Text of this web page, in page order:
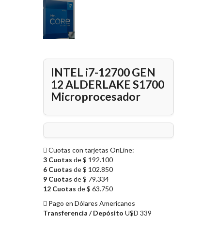
INTEL i7-12700 GEN
12 ALDERLAKE S1700
Microprocesador
Cuotas con tarjetas OnLine:
3 Cuotas de $ 192.100
6 Cuotas de $ 102.850
9 Cuotas de $ 79.334
12 Cuotas de $ 63.750
Pago en Dólares Americanos
Transferencia / Depósito U$D 339